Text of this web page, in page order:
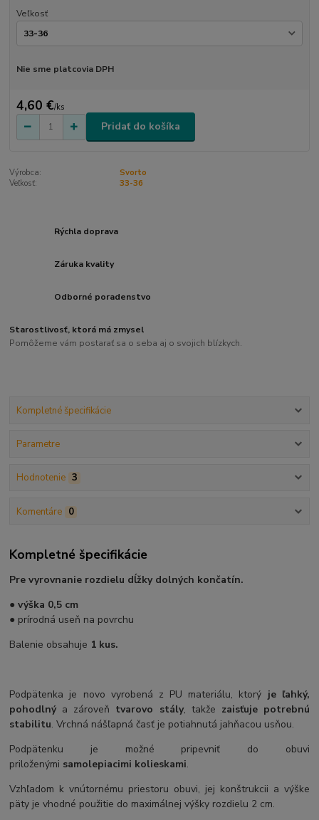
Veľkosť
Nie sme platcovia DPH
4,60 €/ks
Pridať do košíka
Výrobca:
Svorto
Veľkosť:
33-36
Rýchla doprava
Záruka kvality
Odborné poradenstvo
Starostlivosť, ktorá má zmysel
Pomôžeme vám postarať sa o seba aj o svojich blízkych.
Kompletné špecifikácie
Parametre
Hodnotenie 3
Komentáre 0
Kompletné špecifikácie
Pre vyrovnanie rozdielu dĺžky dolných končatín.
●výška 0,5 cm
● prírodná useň na povrchu
Balenie obsahuje 1 kus.
Podpätenka je novo vyrobená z PU materiálu, ktorý je ľahký,
pohodlný a zároveň tvarovo stály, takže zaisťuje potrebnú
stabilitu. Vrchná nášľapná časť je potiahnutá jahňacou usňou.
Podpätenku je možné pripevniť do obuvi
priloženými samolepiacimi kolieskami.
Vzhľadom k vnútornému priestoru obuvi, jej konštrukcii a výške
päty je vhodné použitie do maximálnej výšky rozdielu 2 cm.